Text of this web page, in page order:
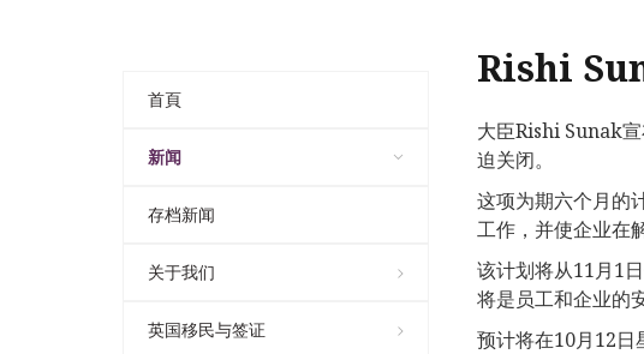
首頁
新闻
存档新闻
关于我们
英国移民与签证
Rishi
大臣Rishi Sunak
迫关闭。
这项为期六个月的
工作，并使企业在
该计划将从11月1
将是员工和企业的
预计将在10月12日